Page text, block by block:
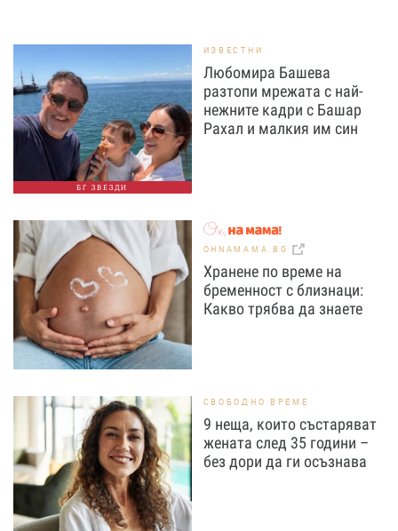
БГ ЗВЕЗДИ
ИЗВЕСТНИ
Любомира Башева
разтопи мрежата с най-
нежните кадри с Башар
Рахал и малкия им син
OHNAMAMA.BG
Хранене по време на
бременност с близнаци:
Какво трябва да знаете
СВОБОДНО ВРЕМЕ
9 неща, които състаряват
жената след 35 години –
без дори да ги осъзнава